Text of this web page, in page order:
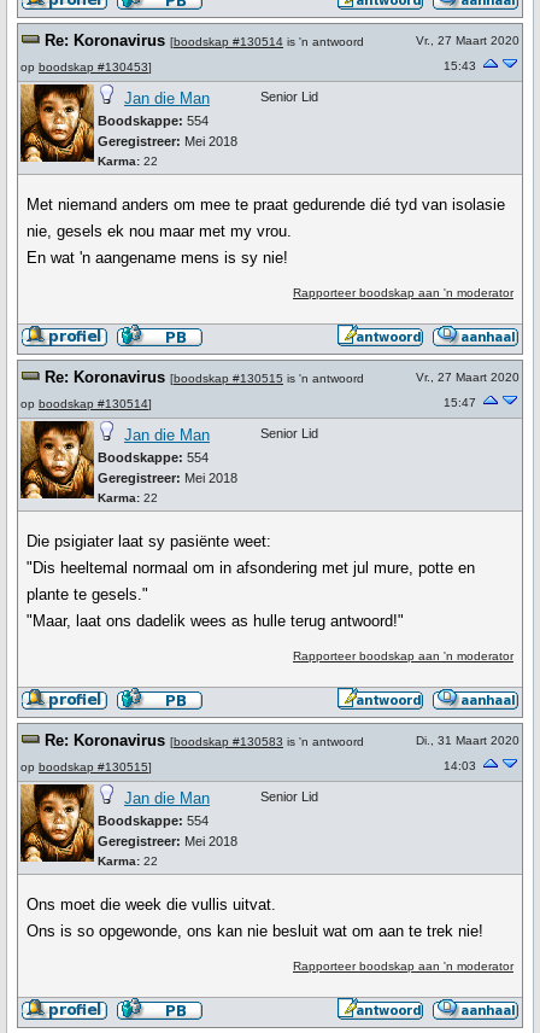
Re: Koronavirus [boodskap #130514 is 'n antwoord
op boodskap #130453]
Vr., 27 Maart 2020
15:43
Jan die Man
Boodskappe: 554
Geregistreer: Mei 2018
Karma: 22
Senior Lid
Met niemand anders om mee te praat gedurende dié tyd van isolasie
nie, gesels ek nou maar met my vrou.
En wat 'n aangename mens is sy nie!
Rapporteer boodskap aan 'n moderator
Re: Koronavirus [boodskap #130515 is 'n antwoord
op boodskap #130514]
Vr., 27 Maart 2020
15:47
Jan die Man
Boodskappe: 554
Geregistreer: Mei 2018
Karma: 22
Senior Lid
Die psigiater laat sy pasiënte weet:
"Dis heeltemal normaal om in afsondering met jul mure, potte en
plante te gesels."
"Maar, laat ons dadelik wees as hulle terug antwoord!"
Rapporteer boodskap aan 'n moderator
Re: Koronavirus [boodskap #130583 is 'n antwoord
op boodskap #130515]
Di., 31 Maart 2020
14:03
Jan die Man
Boodskappe: 554
Geregistreer: Mei 2018
Karma: 22
Senior Lid
Ons moet die week die vullis uitvat.
Ons is so opgewonde, ons kan nie besluit wat om aan te trek nie!
Rapporteer boodskap aan 'n moderator